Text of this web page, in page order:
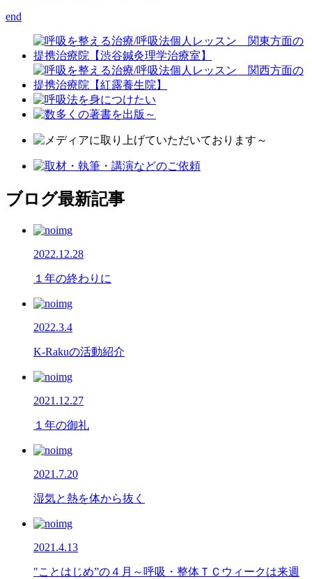
end
ブログ最新記事
2022.12.28
１年の終わりに
2022.3.4
K-Rakuの活動紹介
2021.12.27
１年の御礼
2021.7.20
湿気と熱を体から抜く
2021.4.13
"ことはじめ”の４月～呼吸・整体ＴＣウィークは来週